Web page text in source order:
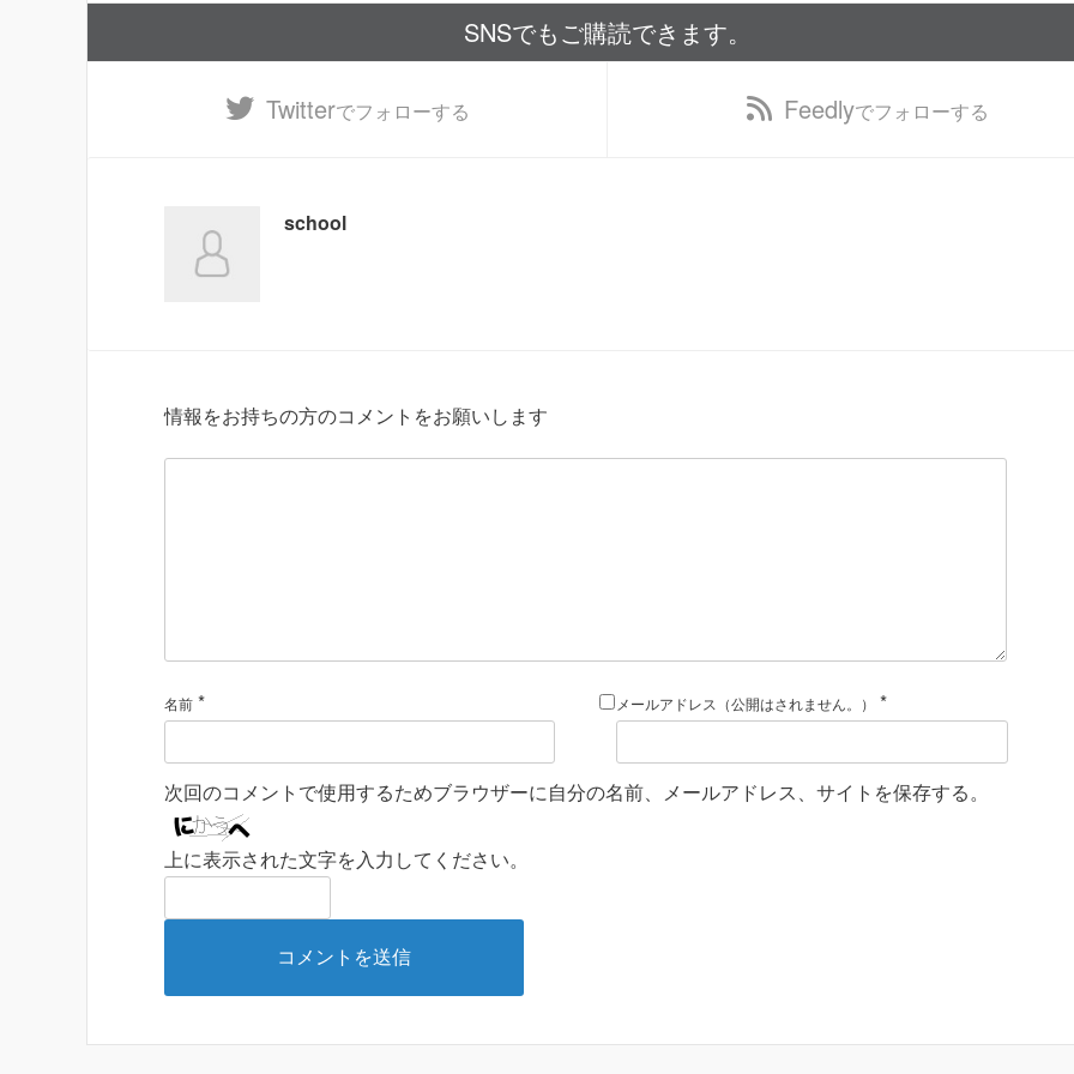
SNSでもご購読できます。
Twitterでフォローする Feedlyでフォローする
school
情報をお持ちの方のコメントをお願いします
名前 * メールアドレス（公開はされません。） *
次回のコメントで使用するためブラウザーに自分の名前、メールアドレス、サイトを保存する。
上に表示された文字を入力してください。